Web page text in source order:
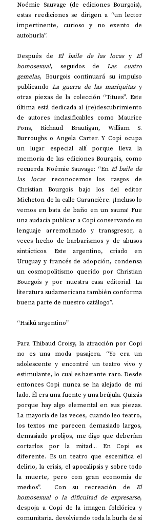
Noémie Sauvage (de ediciones Bourgois),
estas reediciones se dirigen a “un lector
impertinente, curioso y no exento de
autoburla”.
Después de El baile de las locas y El
homosexual, seguidos de Las cuatro
gemelas, Bourgois continuará su impulso
publicando La guerra de las mariquitas y
otras piezas de la colección “Titues”. Este
última está dedicada al (re)descubrimiento
de autores inclasificables como Maurice
Pons, Richaud Brautigan, William S.
Burroughs o Angela Carter. Y Copi ocupa
un lugar especial allí porque lleva la
memoria de las ediciones Bourgois, como
recuerda Noémie Sauvage: “En El baile de
las locas reconocemos los rasgos de
Christian Bourgois bajo los del editor
Micheton de la calle Garancière. ¡Incluso lo
vemos en bata de baño en un sauna! Fue
una audacia publicar a Copi conservando su
lenguaje arremolinado y transgresor, a
veces hecho de barbarismos y de abusos
sintácticos. Este argentino, criado en
Uruguay y francés de adopción, condensa
un cosmopolitismo querido por Christian
Bourgois y por nuestra casa editorial. La
literatura sudamericana también conforma
buena parte de nuestro catálogo”.
“Haikú argentino”
Para Thibaud Croisy, la atracción por Copi
no es una moda pasajera. “Yo era un
adolescente y encontré un teatro vivo y
estimulante, lo cual es bastante raro. Desde
entonces Copi nunca se ha alejado de mi
lado. Él era una fuente y una brújula. Quizás
porque hay algo elemental en sus piezas.
La mayoría de las veces, cuando leo teatro,
los textos me parecen demasiado largos,
demasiado prolijos, me digo que deberían
cortarlos por la mitad... En Copi es
diferente. Es un teatro que escenifica el
delirio, la crisis, el apocalipsis y sobre todo
la muerte, pero con gran economía de
medios”.  Con su recreación de El
homosexual o la dificultad de expresarse,
despoja a Copi de la imagen folclórica y
comunitaria, devolviendo toda la burla de sí